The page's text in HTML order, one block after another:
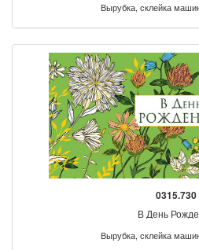
Вырубка, склейка
0315.730
В День
Вырубка, склейка